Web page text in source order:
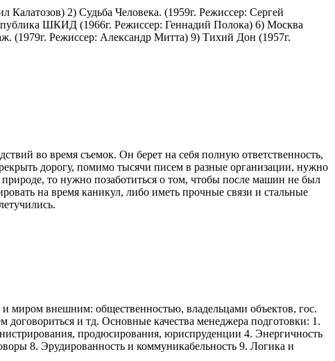
2) Судьба Человека. (1959г. Режиссер: Сергей
ШКИД (1966г. Режиссер: Геннадий Полока) 6) Москва
(1979г. Режиссер: Александр Митта) 9) Тихий Дон (1957г.
во время съемок. Он берет на себя полную ответственность,
дорогу, помимо тысячи писем в разные организации, нужно
то нужно позаботиться о том, чтобы после машин не был
на время каникул, либо иметь прочные связи и стальные
внешним: общественностью, владельцами объектов, гос.
договориться и тд. Основные качества менеджера подготовки: 1.
продюсирования, юриспруденции 4. Энергичность
8. Эрудированность и коммуникабельность 9. Логика и